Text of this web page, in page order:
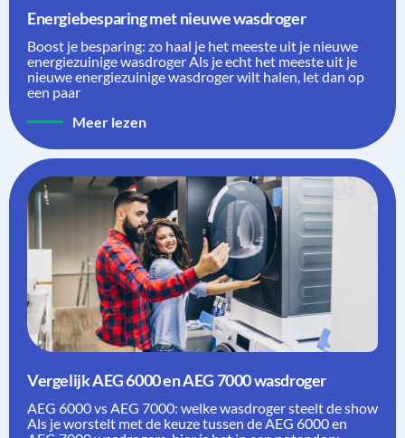
Energiebesparing met nieuwe wasdroger
Boost je besparing: zo haal je het meeste uit je nieuwe
energiezuinige wasdroger Als je echt het meeste uit je
nieuwe energiezuinige wasdroger wilt halen, let dan op
een paar
Meer lezen
Vergelijk AEG 6000 en AEG 7000 wasdroger
AEG 6000 vs AEG 7000: welke wasdroger steelt de show
Als je worstelt met de keuze tussen de AEG 6000 en